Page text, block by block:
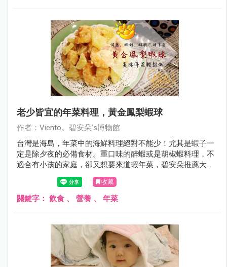
老少皆宜的年菜料理，黃金鳳梨蝦球
作者：Viento。碧安朵’s博物館
台灣是海島，年菜中的海鮮料理絕對不能少！尤其是蝦子一
定是除夕夜的必備食材。重口味的醉蝦或是胡椒蝦料理，不
適合有小孩的家庭，卻又想要來道蝦年菜，碧安朵推薦大人
小孩都喜歡的「鳳梨蝦球」！
收藏
關鍵字： 飲食 、 營養 、 年菜